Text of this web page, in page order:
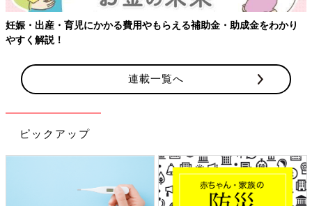
連載一覧へ
ピックアップ